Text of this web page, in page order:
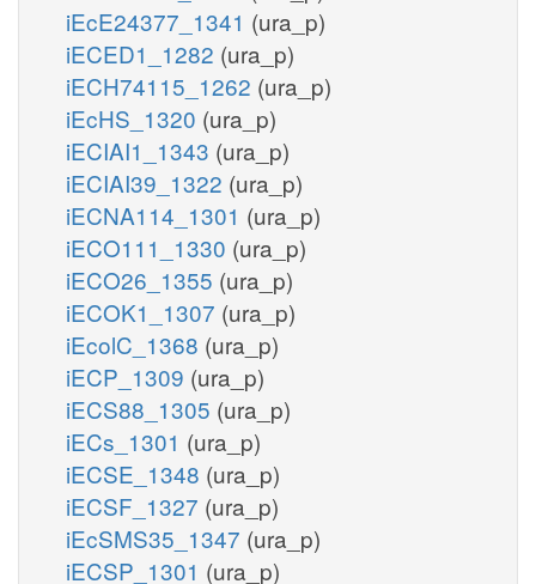
iEcE24377_1341 (ura_p)
iECED1_1282 (ura_p)
iECH74115_1262 (ura_p)
iEcHS_1320 (ura_p)
iECIAI1_1343 (ura_p)
iECIAI39_1322 (ura_p)
iECNA114_1301 (ura_p)
iECO111_1330 (ura_p)
iECO26_1355 (ura_p)
iECOK1_1307 (ura_p)
iEcolC_1368 (ura_p)
iECP_1309 (ura_p)
iECS88_1305 (ura_p)
iECs_1301 (ura_p)
iECSE_1348 (ura_p)
iECSF_1327 (ura_p)
iEcSMS35_1347 (ura_p)
iECSP_1301 (ura_p)